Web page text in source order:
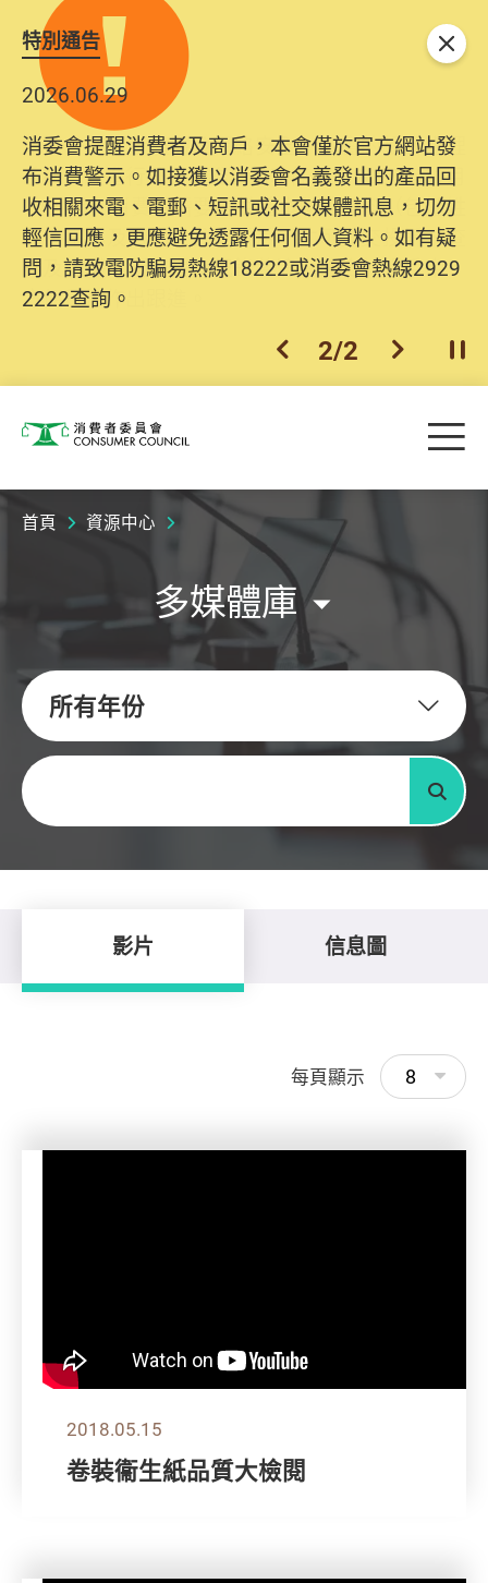
特別通告
2026.06.29
消委會提醒消費者及商戶，本會僅於官方網站發
布消費警示。如接獲以消委會名義發出的產品回
收相關來電、電郵、短訊或社交媒體訊息，切勿
輕信回應，更應避免透露任何個人資料。如有疑
問，請致電防騙易熱線18222或消委會熱線2929
2222查詢。
2025.10.31
為提升使用者體驗及網絡安全，本會的投訴處理
系統已經進行升級及推出新功能。由2025年11月
10日起，消費者需要提供基本聯絡資料（包括姓
名、電郵及電話）註冊帳戶，才可提交投訴、查
詢及建議。所有提交紀錄將清晰整合於帳戶中，
方便日後作出跟進。
上一個
2/2 下一個開
關閉
消費者委員會 目
首頁 資源中心
多媒體庫
所有年份
關鍵字
搜尋
影片 信息圖
每頁顯示 8
2018.05.15
卷裝衞生紙品質大檢閱